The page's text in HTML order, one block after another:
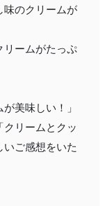
味のクリームが
リームがたっぷ
美味しい！」
クリームとクッ
ご感想をいた